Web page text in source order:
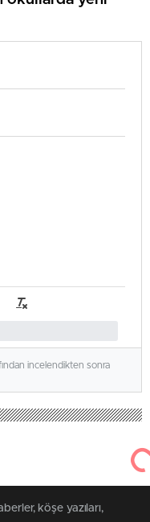
incelendikten sonra
köşe yazıları,